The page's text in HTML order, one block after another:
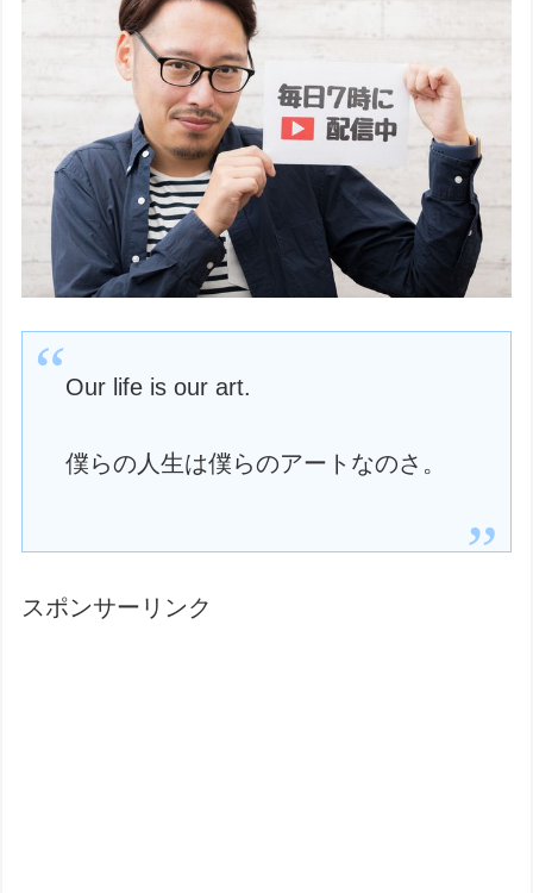
Our life is our art.
僕らの人生は僕らのアートなのさ。
スポンサーリンク